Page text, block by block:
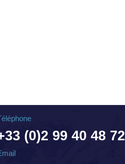
(0)2 99 40 48 72